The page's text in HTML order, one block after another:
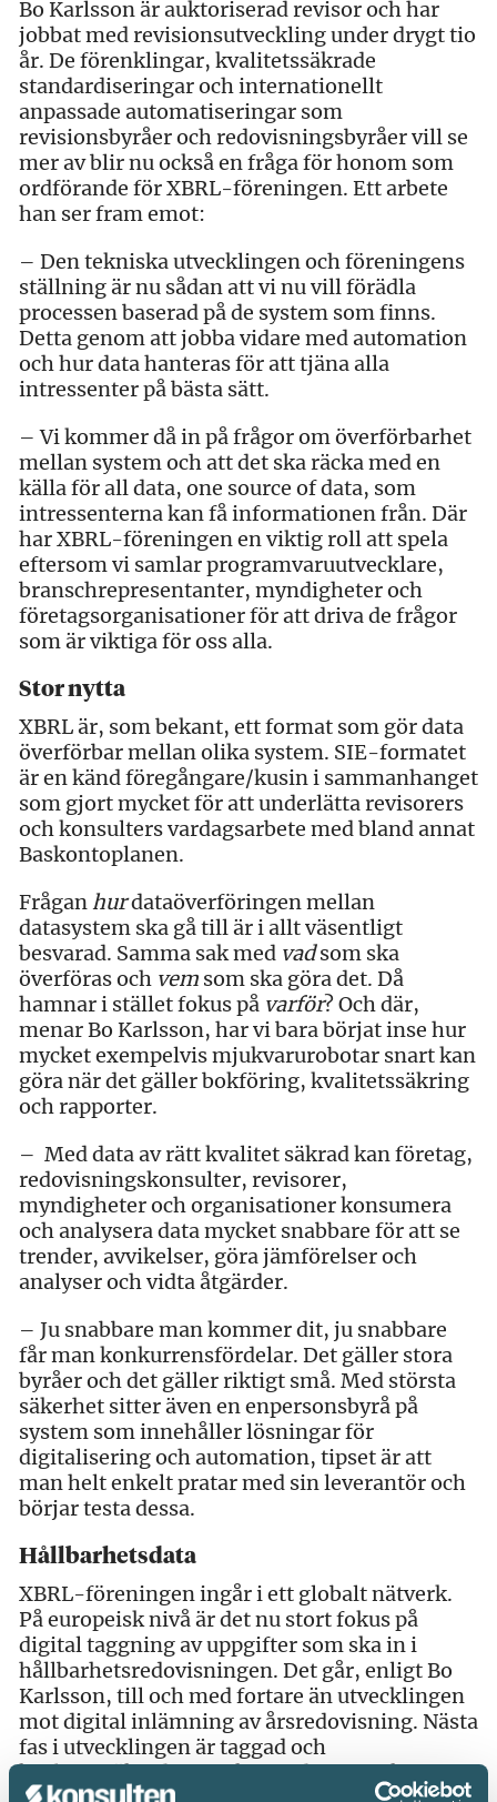
Bo Karlsson är auktoriserad revisor och har
jobbat med revisionsutveckling under drygt tio
år. De förenklingar, kvalitetssäkrade
standardiseringar och internationellt
anpassade automatiseringar som
revisionsbyråer och redovisningsbyråer vill se
mer av blir nu också en fråga för honom som
ordförande för XBRL-föreningen. Ett arbete
han ser fram emot:
– Den tekniska utvecklingen och föreningens
ställning är nu sådan att vi nu vill förädla
processen baserad på de system som finns.
Detta genom att jobba vidare med automation
och hur data hanteras för att tjäna alla
intressenter på bästa sätt.
– Vi kommer då in på frågor om överförbarhet
mellan system och att det ska räcka med en
källa för all data, one source of data, som
intressenterna kan få informationen från. Där
har XBRL-föreningen en viktig roll att spela
eftersom vi samlar programvaruutvecklare,
branschrepresentanter, myndigheter och
företagsorganisationer för att driva de frågor
som är viktiga för oss alla.
Stor nytta
XBRL är, som bekant, ett format som gör data
överförbar mellan olika system. SIE-formatet
är en känd föregångare/kusin i sammanhanget
som gjort mycket för att underlätta revisorers
och konsulters vardagsarbete med bland annat
Baskontoplanen.
Fråganhurdataöverföringen mellan
datasystem ska gå till är i allt väsentligt
besvarad. Samma sak med vadsom ska
överföras och vem som ska göra det. Då
hamnar i stället fokus på varför? Och där,
menar Bo Karlsson, har vi bara börjat inse hur
mycket exempelvis mjukvarurobotar snart kan
göra när det gäller bokföring, kvalitetssäkring
och rapporter.
– Med data av rätt kvalitet säkrad kan företag,
redovisningskonsulter, revisorer,
myndigheter och organisationer konsumera
och analysera data mycket snabbare för att se
trender, avvikelser, göra jämförelser och
analyser och vidta åtgärder.
– Ju snabbare man kommer dit, ju snabbare
får man konkurrensfördelar. Det gäller stora
byråer och det gäller riktigt små. Med största
säkerhet sitter även en enpersonsbyrå på
system som innehåller lösningar för
digitalisering och automation, tipset är att
man helt enkelt pratar med sin leverantör och
börjar testa dessa.
Hållbarhetsdata
XBRL-föreningen ingår i ett globalt nätverk.
På europeisk nivå är det nu stort fokus på
digital taggning av uppgifter som ska in i
hållbarhetsredovisningen. Det går, enligt Bo
Karlsson, till och med fortare än utvecklingen
mot digital inlämning av årsredovisning. Nästa
fas i utvecklingen är taggad och
kvalitetssäkrad transaktionsdata som kan